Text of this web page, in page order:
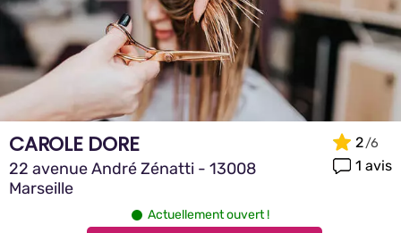
CAROLE DORE
22 avenue André Zénatti - 13008
Marseille
2
1 avis
Actuellement ouvert !